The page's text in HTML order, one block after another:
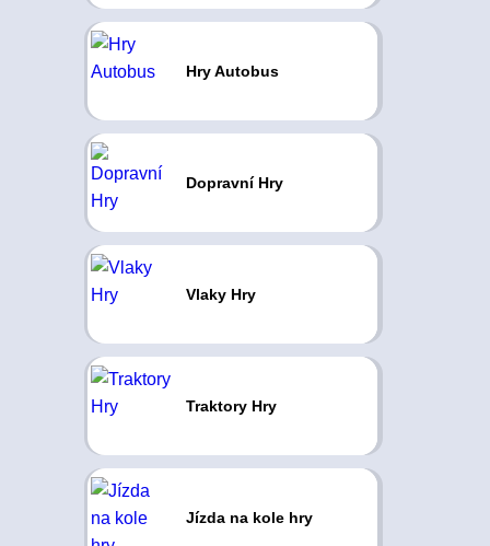
Hry Autobus
Dopravní Hry
Vlaky Hry
Traktory Hry
Jízda na kole hry